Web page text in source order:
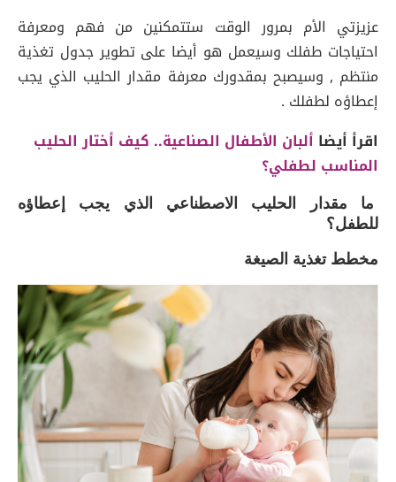
عزيزتي الأم بمرور الوقت ستتمكنين من فهم ومعرفة
احتياجات طفلك وسيعمل هو أيضا على تطوير جدول تغذية
منتظم , وسيصبح بمقدورك معرفة مقدار الحليب الذي يجب
إعطاؤه لطفلك .
اقرأ أيضا ألبان الأطفال الصناعية.. كيف أختار الحليب
المناسب لطفلي؟
ما مقدار الحليب الاصطناعي الذي يجب إعطاؤه
للطفل؟
مخطط تغذية الصيغة